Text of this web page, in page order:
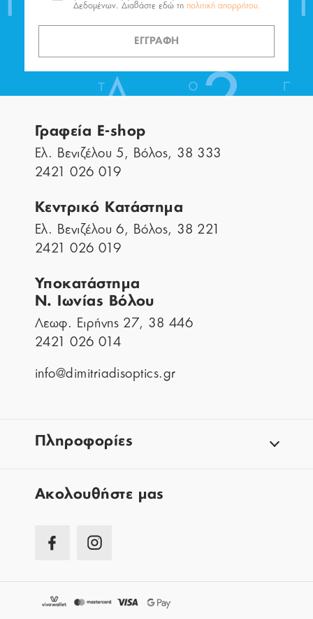
ΕΓΓΡΑΦΗ
Δεδομένων. Διαβάστε εδώ τη πολιτική απορρήτου.
Γραφεία E-shop
Ελ. Βενιζέλου 5, Βόλος, 38 333
2421 026 019
Κεντρικό Κατάστημα
Ελ. Βενιζέλου 6, Βόλος, 38 221
2421 026 019
Υποκατάστημα
Ν. Ιωνίας Βόλου
Λεωφ. Ειρήνης 27, 38 446
2421 026 014
info@dimitriadisoptics.gr
Πληροφορίες
Aκολουθήστε μας